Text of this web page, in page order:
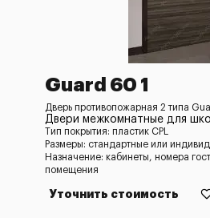
Guard 60 1
Дверь противопожарная 2 типа
Двери межкомнатные для
Тип покрытия: пластик CPL
Размеры: стандартные или
Назначение: кабинеты, номера
помещения
Уточнить стоимость